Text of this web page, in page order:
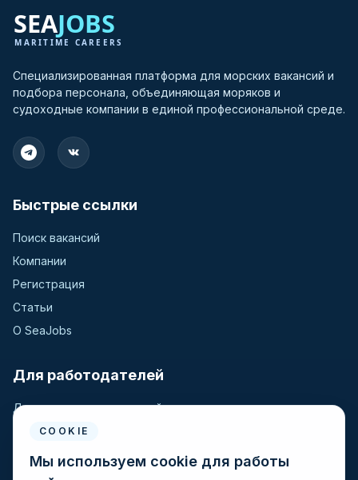
Специализированная платформа для морских вакансий и
подбора персонала, объединяющая моряков и
судоходные компании в единой профессиональной среде.
Быстрые ссылки
Поиск вакансий
Компании
Регистрация
Статьи
О SeaJobs
Для работодателей
Для крюинговых компаний
Разместить вакансию
Поиск кандидатов
COOKIE
Мы используем cookie для работы